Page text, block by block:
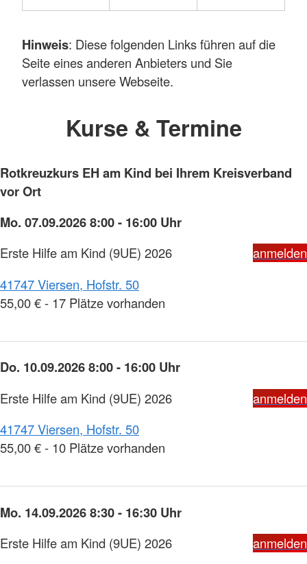
Hinweis: Diese folgenden Links führen auf die
Seite eines anderen Anbieters und Sie
verlassen unsere Webseite.
Kurse & Termine
Rotkreuzkurs EH am Kind bei Ihrem Kreisverband
vor Ort
Mo. 07.09.2026 8:00 - 16:00 Uhr
Erste Hilfe am Kind (9UE) 2026
anmelden
41747 Viersen, Hofstr. 50
55,00 € - 17 Plätze vorhanden
Do. 10.09.2026 8:00 - 16:00 Uhr
Erste Hilfe am Kind (9UE) 2026
anmelden
41747 Viersen, Hofstr. 50
55,00 € - 10 Plätze vorhanden
Mo. 14.09.2026 8:30 - 16:30 Uhr
Erste Hilfe am Kind (9UE) 2026
anmelden